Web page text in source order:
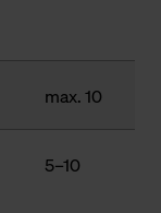
max. 10
5–10